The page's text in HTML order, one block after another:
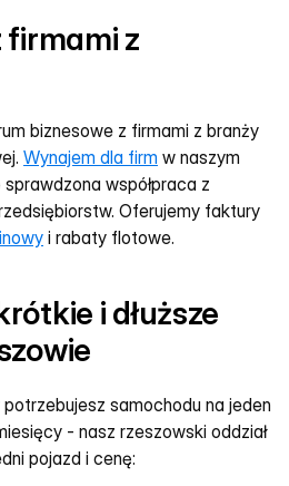
firmami z
biznesowe z firmami z branży
Wynajem dla firm w naszym
współpraca z
Oferujemy faktury
i rabaty flotowe.
i dłuższe
samochodu na jeden
- nasz rzeszowski oddział
pojazd i cenę: